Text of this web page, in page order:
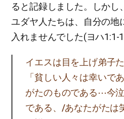
ると記録しました。しかし
ユダヤ人たちは、自分の地
入れませんでした(ヨハ1:1-
イエスは目を上げ弟子
「貧しい人々は幸いで
がたのものである⋯今
である、/あなたがたは